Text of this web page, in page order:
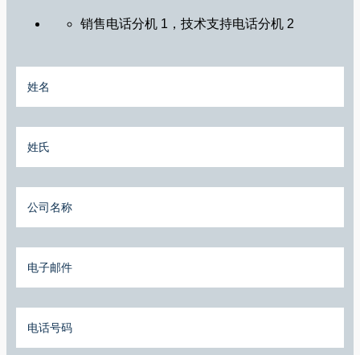
销售电话分机 1，技术支持电话分机 2